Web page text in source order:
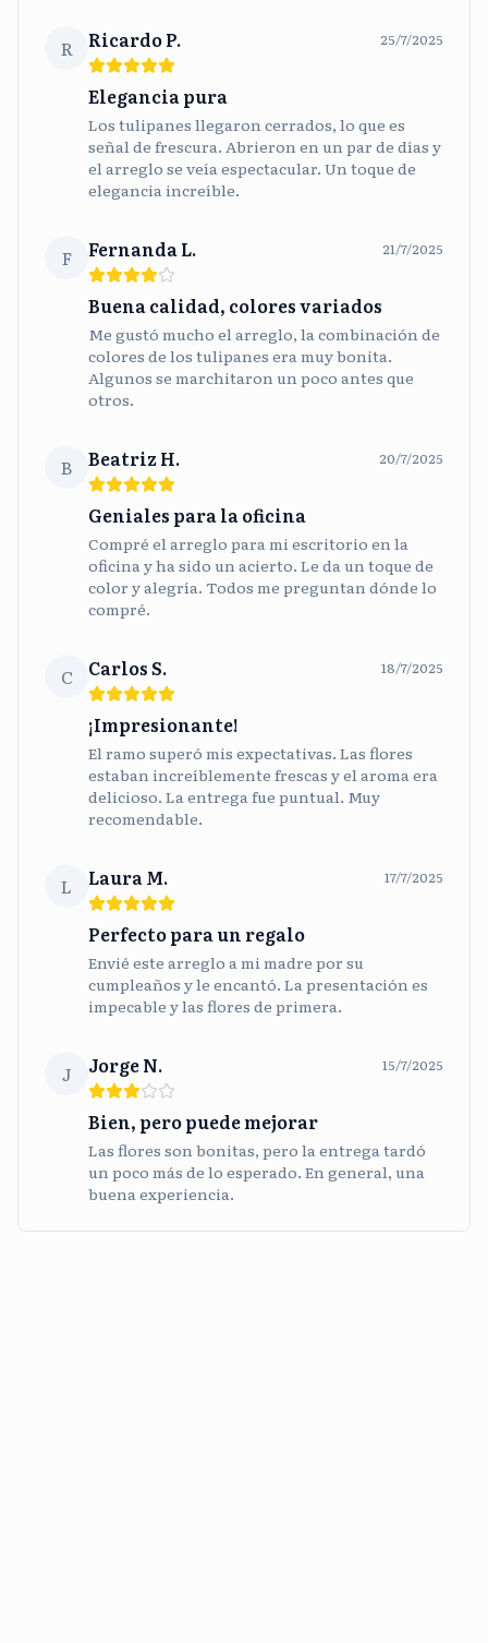
R Ricardo P. 25/7/2025
Elegancia pura
Los tulipanes llegaron cerrados, lo que es
señal de frescura. Abrieron en un par de días y
el arreglo se veía espectacular. Un toque de
elegancia increíble.
F Fernanda L. 21/7/2025
Buena calidad, colores variados
Me gustó mucho el arreglo, la combinación de
colores de los tulipanes era muy bonita.
Algunos se marchitaron un poco antes que
otros.
B Beatriz H. 20/7/2025
Geniales para la oficina
Compré el arreglo para mi escritorio en la
oficina y ha sido un acierto. Le da un toque de
color y alegría. Todos me preguntan dónde lo
compré.
C Carlos S. 18/7/2025
¡Impresionante!
El ramo superó mis expectativas. Las flores
estaban increíblemente frescas y el aroma era
delicioso. La entrega fue puntual. Muy
recomendable.
L Laura M. 17/7/2025
Perfecto para un regalo
Envié este arreglo a mi madre por su
cumpleaños y le encantó. La presentación es
impecable y las flores de primera.
J Jorge N. 15/7/2025
Bien, pero puede mejorar
Las flores son bonitas, pero la entrega tardó
un poco más de lo esperado. En general, una
buena experiencia.